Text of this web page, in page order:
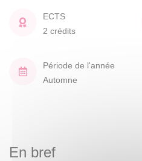
ECTS
2 crédits
Période de l'année
Automne
En bref